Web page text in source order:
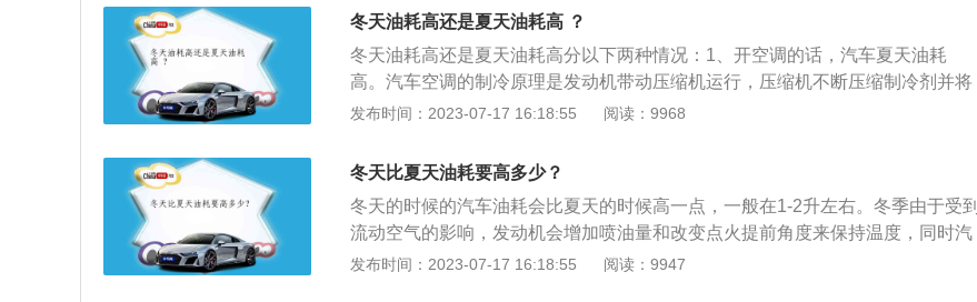
当车起动时要尽量避免延长发动机的升温时间；3、起步时挂低档，轻踩油门起
步，这样不会伤车还节省油量；4、在通过交叉路、下坡时提前抬起油门，可以
避免部分能量的消耗；5、夏天行车开空调是不可避免的，在空调开启之前我们
体，所以我们每次在加完油应该要去检查油箱盖是否拧紧。
有效功，所以发动机为保证原有的输出功率，则必须增加燃油喷射量；2、车内
热风导致发动机额外做功：热风不会启动空调压缩机，只是将发动机水箱上的热
气送入驾驶室，从而使室内升温。表面上看并没有额外的能耗，也不会额外耗
油。事实上，如果热气不足达不到设定的温度时，发动机就要额外做功来产生更
多热能，好提供给驾驶室温度要求，这时就要额外耗油；3、热车时间过长：北
原地怠速热车会增加油耗之外，还会增加积碳、伤害三元催化器等；4、轮胎气
压降低：北方冬天气温低，会导致轮胎内的气压降低，让轮胎与路面的滚动阻力
增加，油耗就会变高。
冬天油耗高还是夏天油耗高 ？
冬天油耗高还是夏天油耗高分以下两种情况：1、开空调的话，汽车夏天油耗
高。汽车空调的制冷原理是发动机带动压缩机运行，压缩机不断压缩制冷剂并将
制冷剂输送到蒸发箱内。制冷剂在蒸发箱内不断膨胀吸热并将蒸发箱冷却，冷却
使用空调加热时不需要发动机驱动压缩机，只是利用发动机余热。夏天使用空调
制冷时，需要消耗一部分发动机功率来带动压缩机工作，会导致油耗增加。2、
不开空调的话，冬天油耗比夏天油耗高些。冬季由于受到流动空气的影响，发动
机会增加喷油量和改变点火提前角度来保持温度，同时汽油的热效率也远不如热
天，另外冬天气温低，开热风必然要增加油耗。夏季空调节油使用技巧：1、调
发布时间：2023-07-17 16:18:55 阅读：9968
冬天比夏天油耗要高多少？
冬天的时候的汽车油耗会比夏天的时候高一点，一般在1-2升左右。冬季由于受到
流动空气的影响，发动机会增加喷油量和改变点火提前角度来保持温度，同时汽
油的热效率也远不如热天。车内热风导致发动机额外做功。冬天使用车内空调，
发布时间：2023-07-17 16:18:55 阅读：9947